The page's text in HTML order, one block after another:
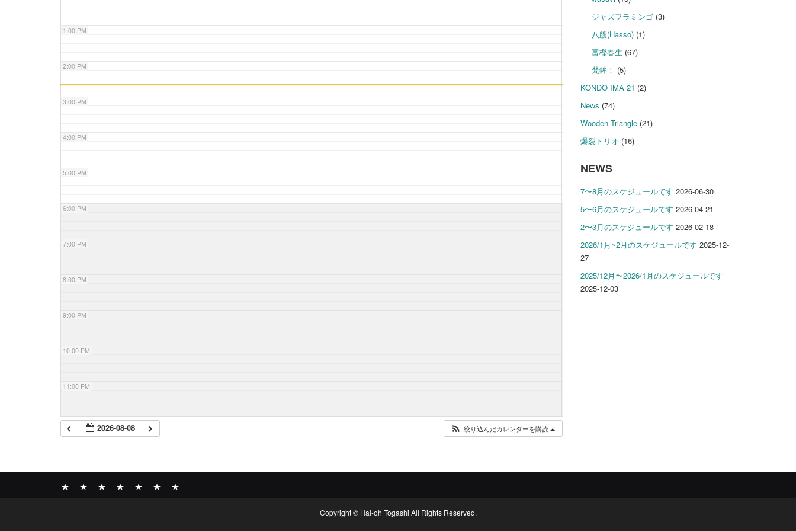
1:00 PM
2:00 PM
3:00 PM
4:00 PM
5:00 PM
6:00 PM
7:00 PM
8:00 PM
9:00 PM
10:00 PM
11:00 PM
2026-08-08 絞り込んだカレンダーを購読
ジャズフラミンゴ (3)
八艘(Hasso) (1)
富樫春生 (67)
梵鉾！ (5)
KONDO IMA 21 (2)
News (74)
Wooden Triangle(21)
爆裂トリオ (16)
NEWS
7〜8月のスケジュールです 2026-06-30
5〜6月のスケジュールです 2026-04-21
2〜3月のスケジュールです 2026-02-18
2026/1月~2月のスケジュールです 2025-12-
27
2025/12月〜2026/1月のスケジュールです
2025-12-03
Copyright © Hal-oh Togashi All Rights Reserved.